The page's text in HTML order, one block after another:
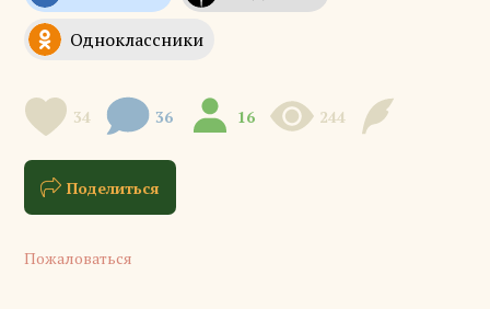
34 36 16 244
Поделиться
Пожаловаться